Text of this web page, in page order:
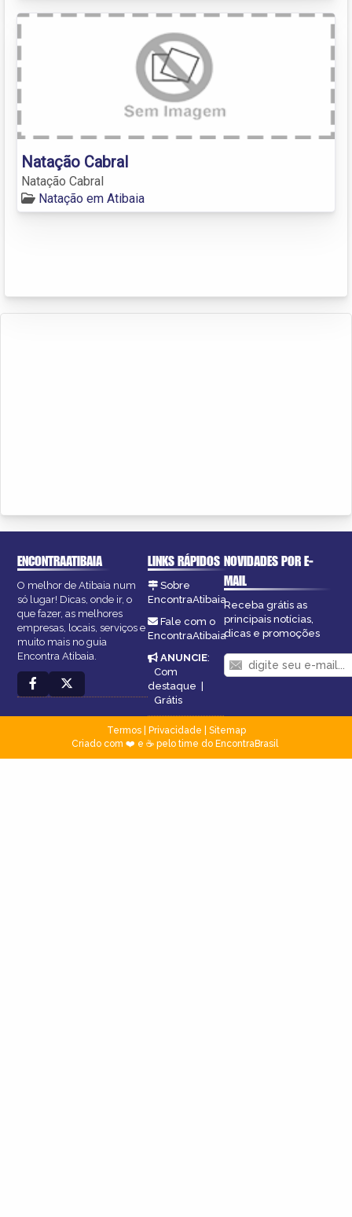
Natação Cabral
Natação Cabral
Natação em Atibaia
ENCONTRAATIBAIA
O melhor de Atibaia num
só lugar! Dicas, onde ir, o
que fazer, as melhores
empresas, locais, serviços e
muito mais no guia
Encontra Atibaia.
LINKS RÁPIDOS
Sobre
EncontraAtibaia
Fale com o
EncontraAtibaia
ANUNCIE:
Com
destaque |
Grátis
NOVIDADES POR E-
MAIL
Receba grátis as
principais notícias,
dicas e promoções
Termos| Privacidade
Sitemap
Criado com ❤️ e ☕ pelo time do EncontraBrasil